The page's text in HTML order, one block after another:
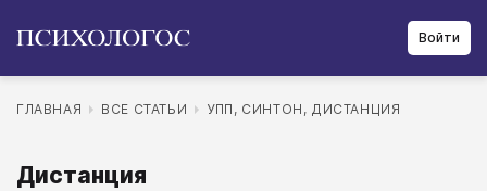
Войти
ГЛАВНАЯ ВСЕ СТАТЬИ УПП, СИНТОН, ДИСТАНЦИЯ
Дистанция